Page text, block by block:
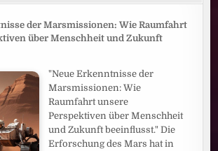
der Marsmissionen: Wie Raumfahrt
über Menschheit und Zukunft
"Neue Erkenntnisse der
Marsmissionen: Wie
Raumfahrt unsere
Perspektiven über Menschheit
und Zukunft beeinflusst." Die
Erforschung des Mars hat in